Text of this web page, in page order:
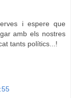
i espere que
amb els nostres
tants polítics...!